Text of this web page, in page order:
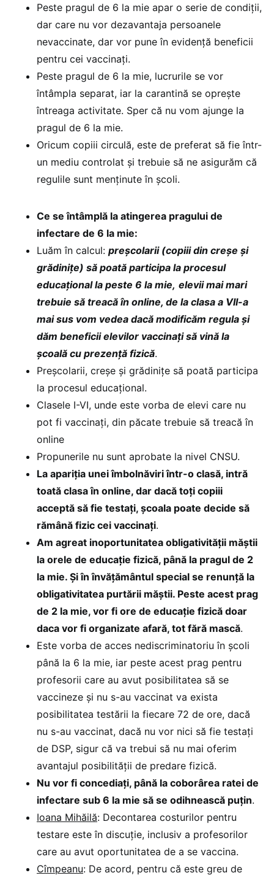
Peste pragul de 6 la mie apar o serie de condiții,
dar care nu vor dezavantaja persoanele
nevaccinate, dar vor pune în evidență beneficii
pentru cei vaccinați.
Peste pragul de 6 la mie, lucrurile se vor
întâmpla separat, iar la carantină se oprește
întreaga activitate. Sper că nu vom ajunge la
pragul de 6 la mie.
Oricum copiii circulă, este de preferat să fie într-
un mediu controlat și trebuie să ne asigurăm că
regulile sunt menținute în școli.
Ce se întâmplă la atingerea pragului de
infectare de 6 la mie:
Luăm în calcul: preșcolarii (copiii din creșe și
grădinițe) să poată participa la procesul
educațional la peste 6 la mie, elevii mai mari
trebuie să treacă în online, de la clasa a VII-a
mai sus vom vedea dacă modificăm regula și
dăm beneficii elevilor vaccinați să vină la
școală cu prezență fizică.
Preșcolarii, creșe și grădinițe să poată participa
la procesul educațional.
Clasele I-VI, unde este vorba de elevi care nu
pot fi vaccinați, din păcate trebuie să treacă în
online
Propunerile nu sunt aprobate la nivel CNSU.
La apariția unei îmbolnăviri într-o clasă, intră
toată clasa în online, dar dacă toți copiii
acceptă să fie testați, școala poate decide să
rămână fizic cei vaccinați.
Am agreat inoportunitatea obligativității măștii
la orele de educație fizică, până la pragul de 2
la mie. Și în învățământul special se renunță la
obligativitatea purtării măștii. Peste acest prag
de 2 la mie, vor fi ore de educație fizică doar
daca vor fi organizate afară, tot fără mască.
Este vorba de acces nediscriminatoriu în școli
până la 6 la mie, iar peste acest prag pentru
profesorii care au avut posibilitatea să se
vaccineze și nu s-au vaccinat va exista
posibilitatea testării la fiecare 72 de ore, dacă
nu s-au vaccinat, dacă nu vor nici să fie testați
de DSP, sigur că va trebui să nu mai oferim
avantajul posibilității de predare fizică.
Nu vor fi concediați, până la coborârea ratei de
infectare sub 6 la mie să se odihnească puțin.
Ioana Mihăilă: Decontarea costurilor pentru
testare este în discuție, inclusiv a profesorilor
care au avut oportunitatea de a se vaccina.
Cîmpeanu: De acord, pentru că este greu de